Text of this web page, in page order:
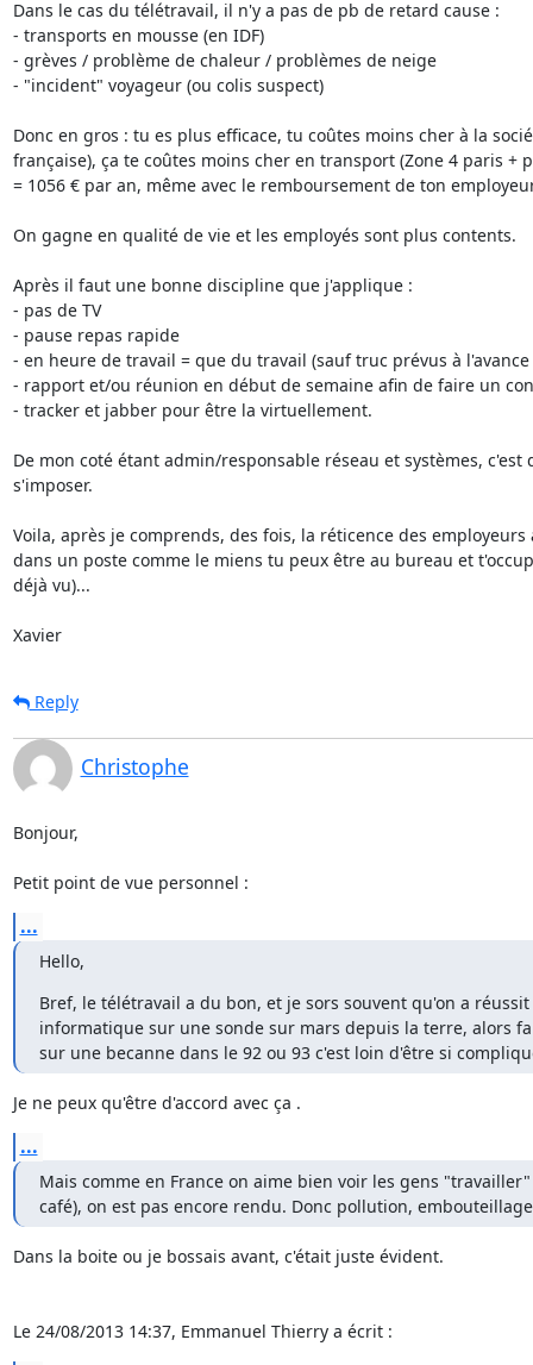
Dans le cas du télétravail, il n'y a pas de pb de retard cause :
- transports en mousse (en IDF)
- grèves / problème de chaleur / problèmes de neige
- "incident" voyageur (ou colis suspect)
Donc en gros : tu es plus efficace, tu coûtes moins cher à la
française), ça te coûtes moins cher en transport (Zone 4 paris +
= 1056 € par an, même avec le remboursement de ton
On gagne en qualité de vie et les employés sont plus contents.
Après il faut une bonne discipline que j'applique :
- pas de TV
- pause repas rapide
- en heure de travail = que du travail (sauf truc prévus à
- rapport et/ou réunion en début de semaine afin de faire un
- tracker et jabber pour être la virtuellement.
De mon coté étant admin/responsable réseau et systèmes,
s'imposer.
Voila, après je comprends, des fois, la réticence des
dans un poste comme le miens tu peux être au bureau et
déjà vu)...
Xavier
Reply
Christophe
Bonjour,
Petit point de vue personnel :
...
Hello,
Bref, le télétravail a du bon, et je sors souvent qu'on a
informatique sur une sonde sur mars depuis la terre, alors
sur une becanne dans le 92 ou 93 c'est loin d'être si
Je ne peux qu'être d'accord avec ça .
...
Mais comme en France on aime bien voir les gens
café), on est pas encore rendu. Donc pollution,
Dans la boite ou je bossais avant, c'était juste évident.
Le 24/08/2013 14:37, Emmanuel Thierry a écrit :